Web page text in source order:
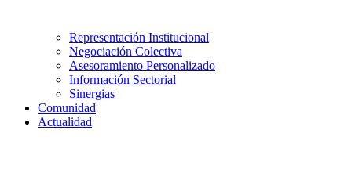
Representación Institucional
Negociación Colectiva
Asesoramiento Personalizado
Información Sectorial
Sinergias
Comunidad
Actualidad